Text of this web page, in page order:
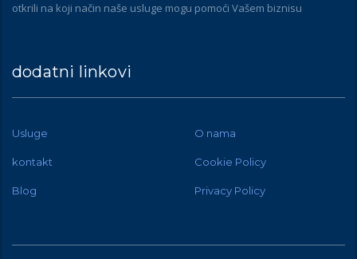
otkrili na koji način naše usluge mogu pomoći Vašem biznisu
dodatni linkovi
Usluge O nama
kontakt Cookie Policy
Blog Privacy Policy